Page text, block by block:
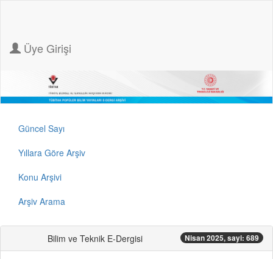
Üye Girişi
Güncel Sayı
Yıllara Göre Arşiv
Konu Arşivi
Arşiv Arama
Bilim ve Teknik E-Dergisi Nisan 2025, sayi: 689